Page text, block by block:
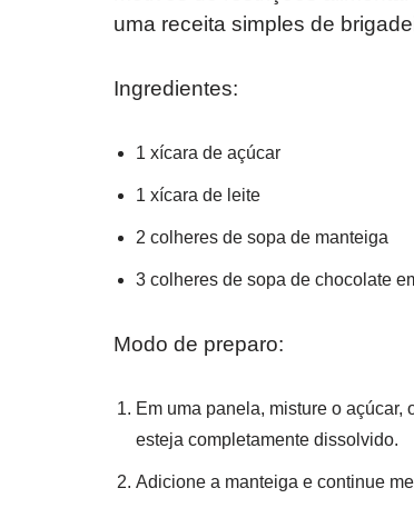
uma receita simples de
Ingredientes:
1 xícara de açúcar
1 xícara de leite
2 colheres de sopa de manteiga
3 colheres de sopa de chocolate
Modo de preparo:
Em uma panela, misture o
esteja completamente dissolvido.
Adicione a manteiga e continue